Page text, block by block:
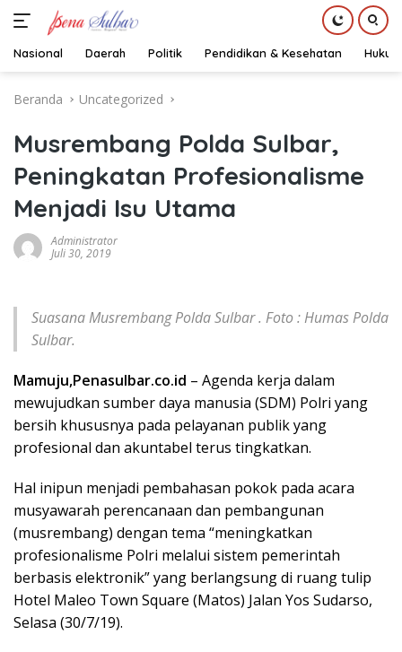
Nasional Daerah Politik Pendidikan & Kesehatan Hukum
Beranda Uncategorized
Musrembang Polda Sulbar,
Peningkatan Profesionalisme
Menjadi Isu Utama
Administrator
Juli 30, 2019
SuasanaMusrembang Polda Sulbar . Foto : Humas Polda
Sulbar.
Mamuju,Penasulbar.co.id – Agenda kerja dalam
mewujudkan sumber daya manusia (SDM) Polri yang
bersih khususnya pada pelayanan publik yang
profesional dan akuntabel terus tingkatkan.
Hal inipun menjadi pembahasan pokok pada acara
musyawarah perencanaan dan pembangunan
(musrembang) dengan tema “meningkatkan
profesionalisme Polri melalui sistem pemerintah
berbasis elektronik” yang berlangsung di ruang tulip
Hotel Maleo Town Square (Matos) Jalan Yos Sudarso,
Selasa (30/7/19).